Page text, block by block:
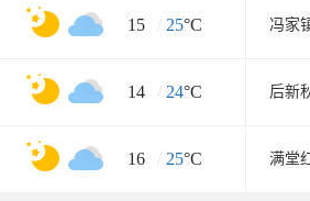
15 / 25°C 冯家
14 / 24°C 后新
16 / 25°C 满堂